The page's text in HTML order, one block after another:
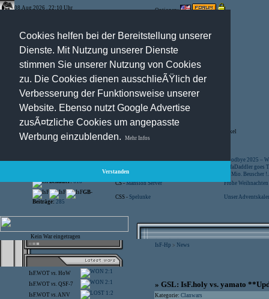
Cookies helfen bei der Bereitstellung unserer
Dienste. Mit Nutzung unserer Dienste
stimmen Sie unserer Nutzung von Cookies
zu. Die Cookies dienen ausschlieÃŸlich der
Verbesserung der Funktionsweise unserer
Website. Ebenso nutzt Google Advertise
zusÃ¤tzliche Cookies um angepasste
Werbung einzublenden.
Mehr Infos
Verstanden
08.Aug.2026 , 22:10 Uhr Optionen:
Artikel
Besucher:44451636 CS -SniperWar Server
Goodbye 2025 –
SofaDaddler goes
CS -FunYard
40 Mio. Beuscher
Benutzer: 618 CS -Mansion Server
Frohe
GB-
Beiträge: 285
CSS - Spelunke Unser
Kein War eingetragen
IsF.WOT vs. HoW 2:1
IsF.WOT vs. QSF-7 2:1
IsF.WOT vs.ANV 1:2
IsF-Hp > News
» GSL: IsF.holy vs. yamato
Kategorie: Clanwars